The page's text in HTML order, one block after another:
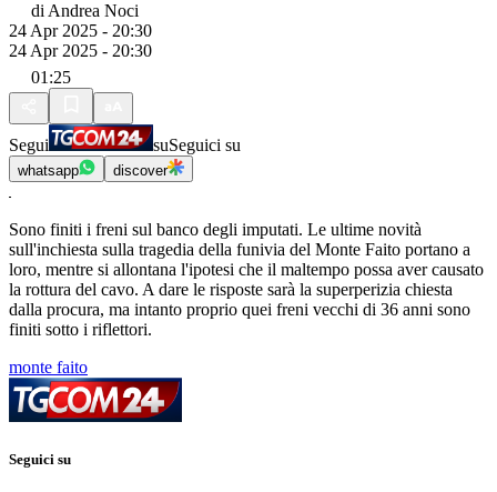
di Andrea Noci
24 Apr 2025 - 20:30
24 Apr 2025 - 20:30
01:25
Segui suSeguici su
whatsapp discover
Sono finiti i freni sul banco degli imputati. Le ultime novità
sull'inchiesta sulla tragedia della funivia del Monte Faito portano a
loro, mentre si allontana l'ipotesi che il maltempo possa aver causato
la rottura del cavo. A dare le risposte sarà la superperizia chiesta
dalla procura, ma intanto proprio quei freni vecchi di 36 anni sono
finiti sotto i riflettori.
monte faito
Seguici su